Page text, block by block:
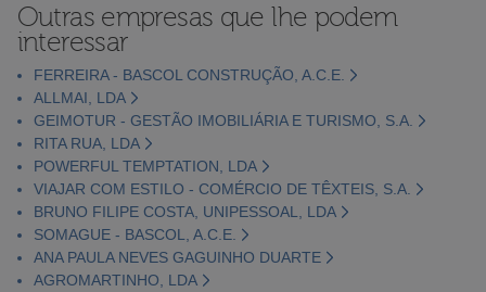
Outras empresas que lhe podem
interessar
FERREIRA - BASCOL CONSTRUÇÃO, A.C.E.
ALLMAI, LDA
GEIMOTUR - GESTÃO IMOBILIÁRIA E TURISMO, S.A.
RITA RUA, LDA
POWERFUL TEMPTATION, LDA
VIAJAR COM ESTILO - COMÉRCIO DE TÊXTEIS, S.A.
BRUNO FILIPE COSTA, UNIPESSOAL, LDA
SOMAGUE - BASCOL, A.C.E.
ANA PAULA NEVES GAGUINHO DUARTE
AGROMARTINHO, LDA